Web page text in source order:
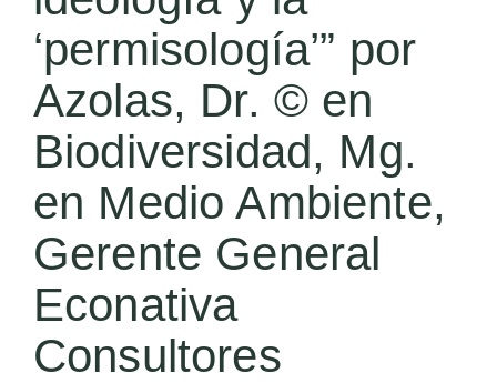
‘permisología’” por
Azolas, Dr. © en
Biodiversidad, Mg.
en Medio Ambiente,
Gerente General
Econativa
Consultores